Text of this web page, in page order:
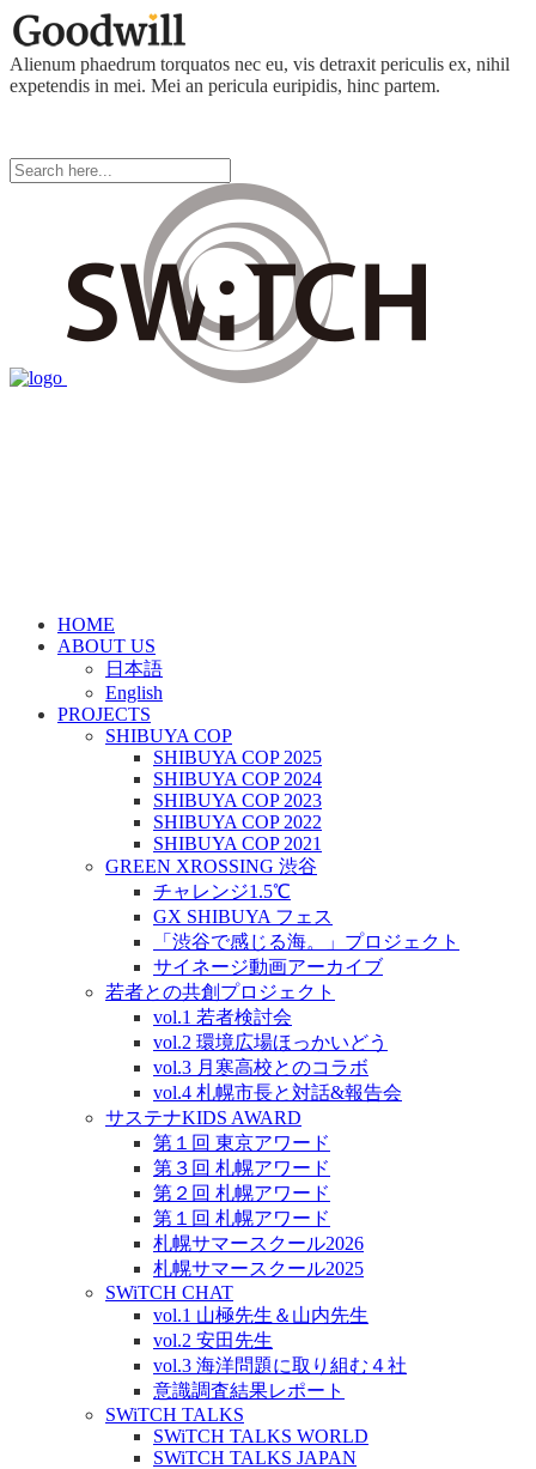
Alienum phaedrum torquatos nec eu, vis detraxit periculis ex, nihil
expetendis in mei. Mei an pericula euripidis, hinc partem.
HOME
ABOUT US
日本語
English
PROJECTS
SHIBUYA COP
SHIBUYA COP 2025
SHIBUYA COP 2024
SHIBUYA COP 2023
SHIBUYA COP 2022
SHIBUYA COP 2021
GREEN XROSSING 渋谷
チャレンジ1.5℃
GX SHIBUYA フェス
「渋谷で感じる海。」プロジェクト
サイネージ動画アーカイブ
若者との共創プロジェクト
vol.1 若者検討会
vol.2 環境広場ほっかいどう
vol.3 月寒高校とのコラボ
vol.4 札幌市長と対話&報告会
サステナKIDS AWARD
第１回 東京アワード
第３回 札幌アワード
第２回 札幌アワード
第１回 札幌アワード
札幌サマースクール2026
札幌サマースクール2025
SWiTCH CHAT
vol.1 山極先生＆山内先生
vol.2 安田先生
vol.3 海洋問題に取り組む４社
意識調査結果レポート
SWiTCH TALKS
SWiTCH TALKS WORLD
SWiTCH TALKS JAPAN